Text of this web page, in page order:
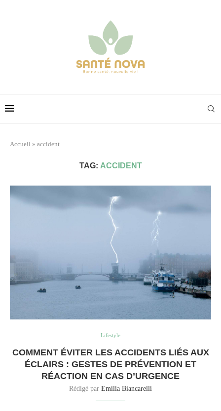
Accueil » accident
TAG: ACCIDENT
Lifestyle
COMMENT ÉVITER LES ACCIDENTS LIÉS AUX
ÉCLAIRS : GESTES DE PRÉVENTION ET
RÉACTION EN CAS D’URGENCE
Rédigé par Emilia Biancarelli